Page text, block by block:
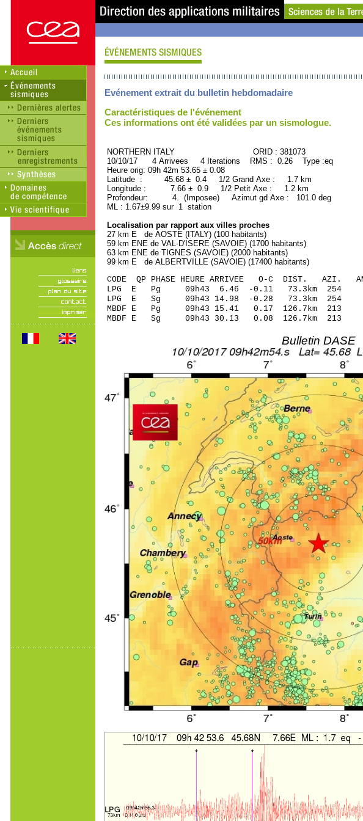
Evénement extrait du bulletin hebdomadaire
Caractéristiques de l'événement
Ces informations ont été validées par un sismologue.
NORTHERN ITALY ORID : 381073
10/10/17 4 Arrivees 4 Iterations RMS : 0.26 Type :eq
Heure orig: 09h 42m 53.65 ± 0.08
Latitude : 45.68 ± 0.4 1/2 Grand Axe : 1.7 km
Longitude : 7.66 ± 0.9 1/2 Petit Axe : 1.2 km
Profondeur: 4. (Imposee) Azimut gd Axe : 101.0 deg
ML : 1.67±9.99 sur 1 station
Localisation par rapport aux villes proches
27 km E de AOSTE (ITALY) (100 habitants)
59 km ENE de VAL-D'ISERE (SAVOIE) (1700 habitants)
63 km ENE de TIGNES (SAVOIE) (2000 habitants)
99 km E de ALBERTVILLE (SAVOIE) (17400 habitants)
CODE QP PHASE HEURE ARRIVEE O-C DIST. AZI.
LPG E Pg 09h43 6.46 -0.11 73.3km 254
LPG E Sg 09h43 14.98 -0.28 73.3km
MBDF E Pg 09h43 15.41 0.17 126.7km 213
MBDF E Sg 09h43 30.13 0.08 126.7km
Bulletin DASE